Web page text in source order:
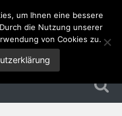
um Ihnen eine bessere
die Nutzung unserer
von Cookies zu.